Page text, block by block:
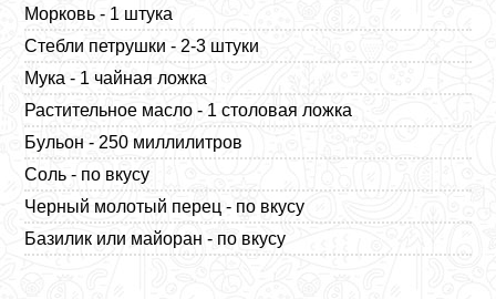
Морковь - 1 штука
Стебли петрушки - 2-3 штуки
Мука - 1 чайная ложка
Растительное масло - 1 столовая ложка
Бульон - 250 миллилитров
Соль - по вкусу
Черный молотый перец - по вкусу
Базилик или майоран - по вкусу